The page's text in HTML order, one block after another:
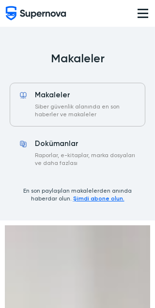
Makaleler
Makaleler
Siber güvenlik alanında en son
haberler ve makaleler
Düğme
Dokümanlar
Raporlar, e-kitaplar, marka dosyaları
ve daha fazlası
Düğme
En son paylaşılan makalelerden anında
haberdar olun. Şimdi abone olun.